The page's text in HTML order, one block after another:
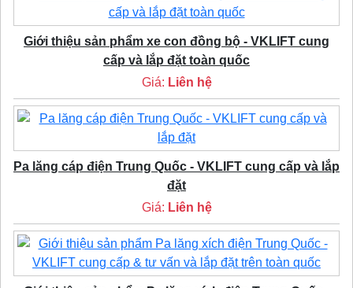
Giới thiệu sản phẩm xe con đồng bộ - VKLIFT cung
cấp và lắp đặt toàn quốc
Giá: Liên hệ
Pa lăng cáp điện Trung Quốc - VKLIFT cung cấp và lắp
đặt
Giá: Liên hệ